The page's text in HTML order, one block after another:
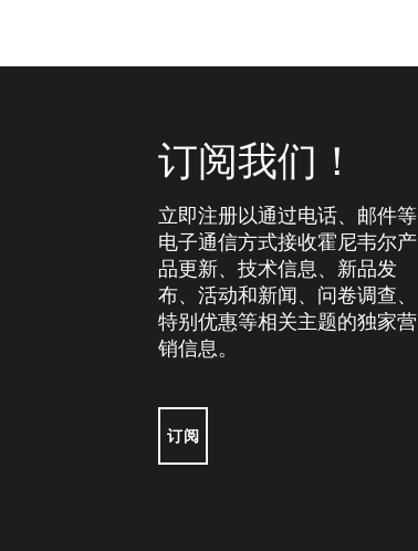
订阅我们！
立即注册以通过电话、邮件等
电子通信方式接收霍尼韦尔产
品更新、技术信息、新品发
布、活动和新闻、问卷调查、
特别优惠等相关主题的独家营
销信息。
订阅